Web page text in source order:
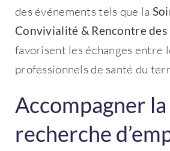
des événements tels que la
Convivialité & Rencontre des
favorisent les échanges entre
professionnels de santé du
Accompagner la
recherche